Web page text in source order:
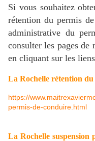
Si vous souhaitez
rétention du permis
administrative du
consulter les pages de
en cliquant sur les
La Rochelle rétention
https://
permis-de-conduire.html
La Rochelle suspension